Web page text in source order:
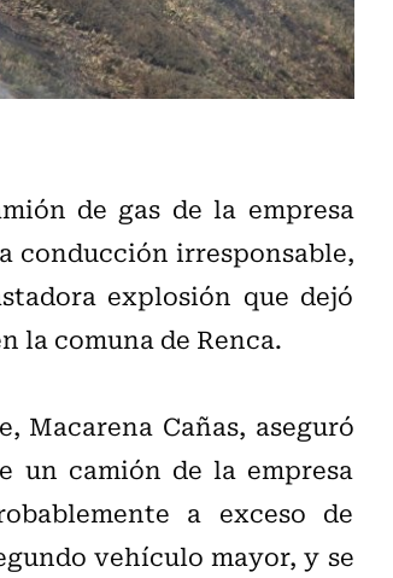
de gas de la empresa
conducción irresponsable,
explosión que dejó
la comuna de Renca.
Macarena Cañas, aseguró
un camión de la empresa
a exceso de
vehículo mayor, y se